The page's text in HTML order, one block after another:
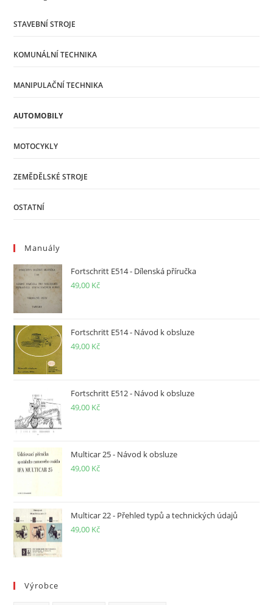
STAVEBNÍ STROJE
KOMUNÁLNÍ TECHNIKA
MANIPULAČNÍ TECHNIKA
AUTOMOBILY
MOTOCYKLY
ZEMĚDĚLSKÉ STROJE
OSTATNÍ
Manuály
Fortschritt E514 - Dílenská příručka
49,00 Kč
Fortschritt E514 - Návod k obsluze
49,00 Kč
Fortschritt E512 - Návod k obsluze
49,00 Kč
Multicar 25 - Návod k obsluze
49,00 Kč
Multicar 22 - Přehled typů a technických údajů
49,00 Kč
Výrobce